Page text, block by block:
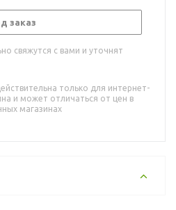
заказ
свяжутся с вами и уточнят
только для интернет-
и может отличаться от цен в
магазинах